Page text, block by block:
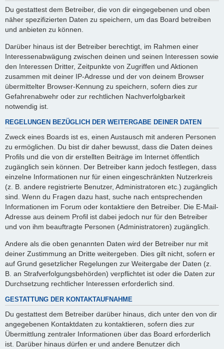
Du gestattest dem Betreiber, die von dir eingegebenen und oben
näher spezifizierten Daten zu speichern, um das Board betreiben
und anbieten zu können.
Darüber hinaus ist der Betreiber berechtigt, im Rahmen einer
Interessenabwägung zwischen deinen und seinen Interessen sowie
den Interessen Dritter, Zeitpunkte von Zugriffen und Aktionen
zusammen mit deiner IP-Adresse und der von deinem Browser
übermittelter Browser-Kennung zu speichern, sofern dies zur
Gefahrenabwehr oder zur rechtlichen Nachverfolgbarkeit
notwendig ist.
REGELUNGEN BEZÜGLICH DER WEITERGABE DEINER DATEN
Zweck eines Boards ist es, einen Austausch mit anderen Personen
zu ermöglichen. Du bist dir daher bewusst, dass die Daten deines
Profils und die von dir erstellten Beiträge im Internet öffentlich
zugänglich sein können. Der Betreiber kann jedoch festlegen, dass
einzelne Informationen nur für einen eingeschränkten Nutzerkreis
(z. B. andere registrierte Benutzer, Administratoren etc.) zugänglich
sind. Wenn du Fragen dazu hast, suche nach entsprechenden
Informationen im Forum oder kontaktiere den Betreiber. Die E-Mail-
Adresse aus deinem Profil ist dabei jedoch nur für den Betreiber
und von ihm beauftragte Personen (Administratoren) zugänglich.
Andere als die oben genannten Daten wird der Betreiber nur mit
deiner Zustimmung an Dritte weitergeben. Dies gilt nicht, sofern er
auf Grund gesetzlicher Regelungen zur Weitergabe der Daten (z.
B. an Strafverfolgungsbehörden) verpflichtet ist oder die Daten zur
Durchsetzung rechtlicher Interessen erforderlich sind.
GESTATTUNG DER KONTAKTAUFNAHME
Du gestattest dem Betreiber darüber hinaus, dich unter den von dir
angegebenen Kontaktdaten zu kontaktieren, sofern dies zur
Übermittlung zentraler Informationen über das Board erforderlich
ist. Darüber hinaus dürfen er und andere Benutzer dich